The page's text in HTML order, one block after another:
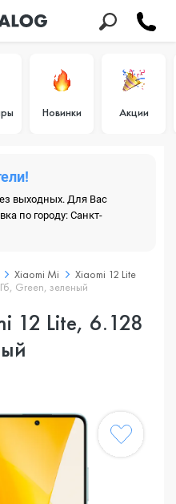
Новинки Акции
выходных. Для Вас
по городу: Санкт-
Xiaomi Mi
Xiaomi 12 Lite
Green, зеленый
12 Lite, 6.128